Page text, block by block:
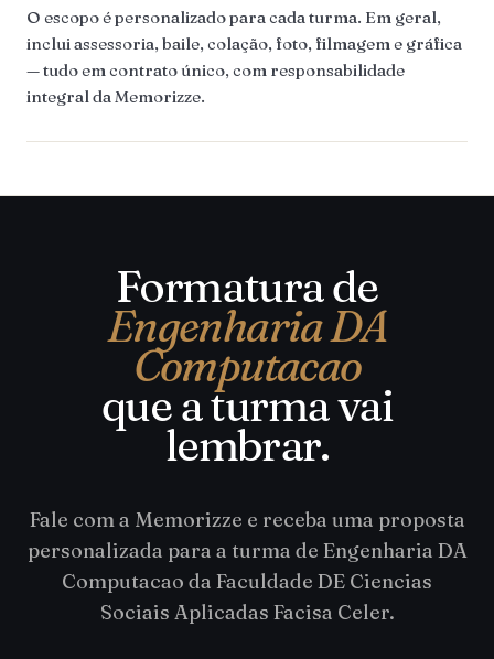
O escopo é personalizado para cada turma. Em geral,
inclui assessoria, baile, colação, foto, filmagem e gráfica
— tudo em contrato único, com responsabilidade
integral da Memorizze.
Formatura de
Engenharia DA
Computacao
que a turma vai
lembrar.
Fale com a Memorizze e receba uma proposta
personalizada para a turma de Engenharia DA
Computacao da Faculdade DE Ciencias
Sociais Aplicadas Facisa Celer.